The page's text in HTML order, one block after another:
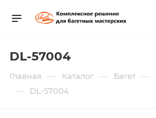
DL-57004
Главная — Каталог — Багет —
— DL-57004